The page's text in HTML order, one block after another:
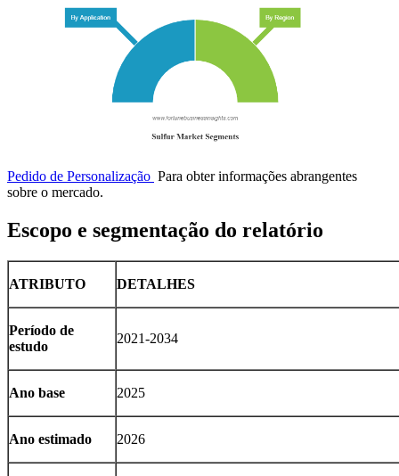
Pedido de Personalização Para obter informações abrangentes
sobre o mercado.
Escopo e segmentação do relatório
ATRIBUTO DETALHES
Período de
estudo
2021-2034
Ano base 2025
Ano estimado 2026